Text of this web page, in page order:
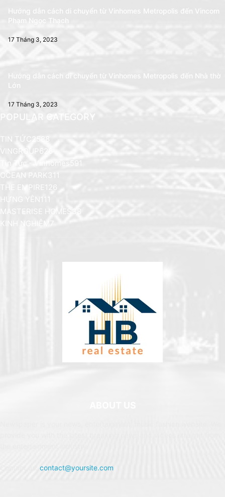
Hướng dẫn cách di chuyển từ Vinhomes Metropolis đến Vincom
Phạm Ngọc Thạch
17 Tháng 3, 2023
Hướng dẫn cách di chuyển từ Vinhomes Metropolis đến Nhà thờ
Lớn
17 Tháng 3, 2023
POPULAR CATEGORY
TIN TỨC 2588
VINGROUP626
Tin Tức - Vinhomes 591
OCEAN PARK 311
THE EMPIRE126
HƯNG YÊN 111
MASTERISE HOMES
38
KINH NGHIỆM 7
contact@yoursite.com